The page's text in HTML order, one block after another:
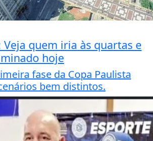
Veja quem iria às quartas e
hoje
fase da Copa Paulista
bem distintos.